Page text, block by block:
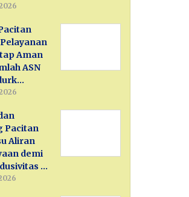
Aman
ASN
Pacitan
Aliran
demi
…